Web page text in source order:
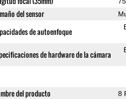
del sensor
de autoenfoque
de hardware de la cámara
del producto 8